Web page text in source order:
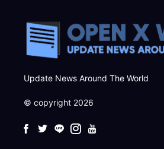
Update News Around The World
© copyright 2026